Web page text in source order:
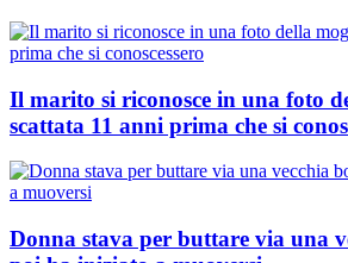
Il marito si riconosce in una foto
scattata 11 anni prima che si
Donna stava per buttare via una